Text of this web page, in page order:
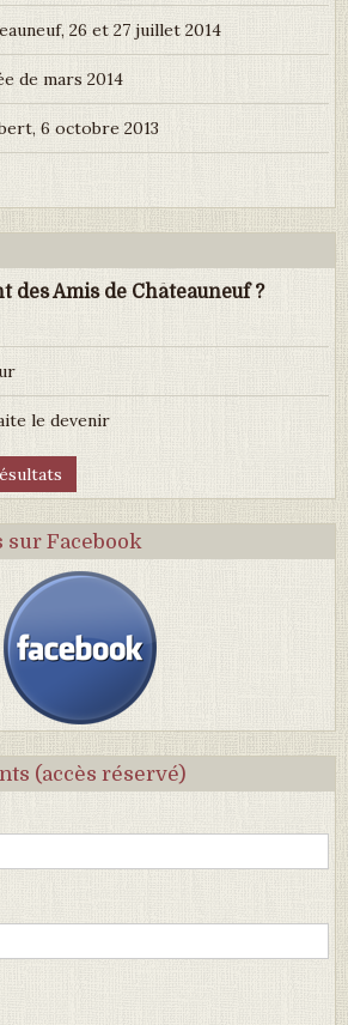
26 et 27 juillet 2014
de mars 2014
6 octobre 2013
des Amis de Châteauneuf ?
le devenir